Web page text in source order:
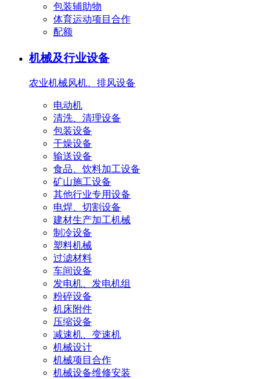
包装辅助物
体育运动项目合作
配额
机械及行业设备
农业机械风机、排风设备
电动机
清洗、清理设备
包装设备
干燥设备
输送设备
食品、饮料加工设备
矿山施工设备
其他行业专用设备
电焊、切割设备
建材生产加工机械
制冷设备
塑料机械
过滤材料
车间设备
发电机、发电机组
粉碎设备
机床附件
压缩设备
减速机、变速机
机械设计
机械项目合作
机械设备维修安装